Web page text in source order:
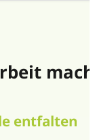
entfalten